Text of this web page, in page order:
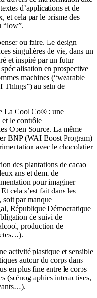
d’applications et de
et cela par le prisme des
“low”.
ou faire. Le design
singulières de vie, dans un
et inspiré par un futur
en prospective
machines (“wearable
Things”) au sein de
La Cool Co® : une
et le contrôle
Open Source. La même
BNP (WAI Boost Program)
avec le chocolatier
des plantations de cacao
ans et demi de
pour imaginer
cela s’est fait dans les
soit par manque
République Démocratique
de suivi de
production de
activité plastique et sensible
autour du corps dans
en plus fine entre le corps
(scénographies interactives,